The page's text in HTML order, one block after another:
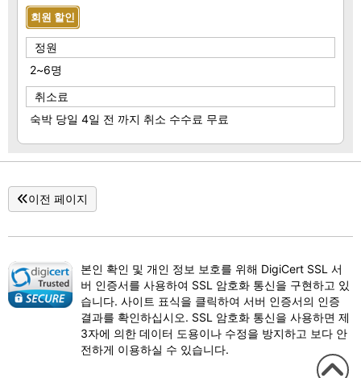
회원 할인
정원
2~6명
취소료
숙박 당일 4일 전 까지 취소 수수료 무료
이전 페이지
본인 확인 및 개인 정보 보호를 위해 DigiCert SSL 서
버 인증서를 사용하여 SSL 암호화 통신을 구현하고 있
습니다. 사이트 표식을 클릭하여 서버 인증서의 인증
결과를 확인하십시오. SSL 암호화 통신을 사용하면 제
3자에 의한 데이터 도용이나 수정을 방지하고 보다 안
전하게 이용하실 수 있습니다.